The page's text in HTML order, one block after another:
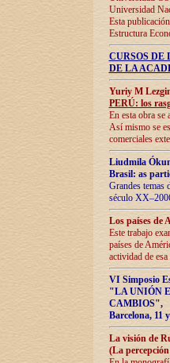
Universidad
Esta
Estructura
CURSOS
DE LA
Yuriy M
PERÚ: los
En esta obra se
Así mismo se
comerciales
Liudmila
Brasil: as
Grandes temas
século
Los países de
Este trabajo
países de
actividad de
VI Simposio
"LA UNIÓN
CAMBIOS",
Barcelona, 11
La visión de
(La